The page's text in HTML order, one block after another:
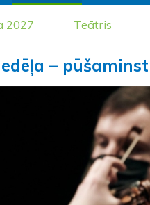
2027 Teātris
–